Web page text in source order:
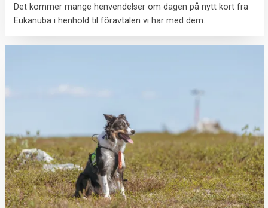
Det kommer mange henvendelser om dagen på nytt kort fra
Eukanuba i henhold til fôravtalen vi har med dem.